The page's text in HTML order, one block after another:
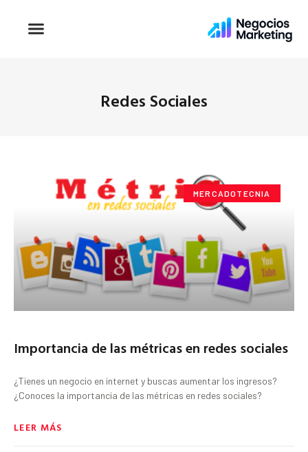
Redes Sociales
MERCADOTECNIA
Importancia de las métricas en redes sociales
¿Tienes un negocio en internet y buscas aumentar los ingresos?
¿Conoces la importancia de las métricas en redes sociales?
LEER MÁS